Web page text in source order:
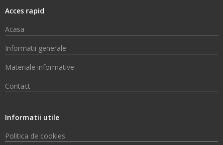
Acces rapid
Acasa
Informatii generale
Materiale informative
Contact
Informatii utile
Politica de cookies